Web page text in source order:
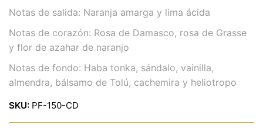
Notas de salida: Naranja amarga y lima ácida
Notas de corazón: Rosa de Damasco, rosa de Grasse
y flor de azahar de naranjo
Notas de fondo: Haba tonka, sándalo, vainilla,
almendra, bálsamo de Tolú, cachemira y heliotropo
SKU: PF-150-CD